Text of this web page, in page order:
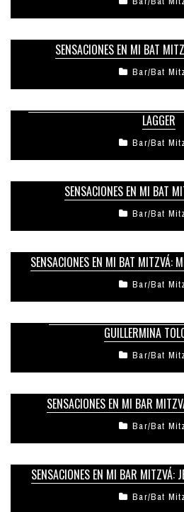
SENSACIONES EN MI BAT
Bar/Bat
LAGGER
Bar/Bat
SENSACIONES EN MI BAT
Bar/Bat
SENSACIONES EN MI BAT MITZVÁ:
Bar/Bat
GUILLERMINA
Bar/Bat
SENSACIONES EN MI BAR
Bar/Bat
SENSACIONES EN MI BAR MITZVÁ:
Bar/Bat